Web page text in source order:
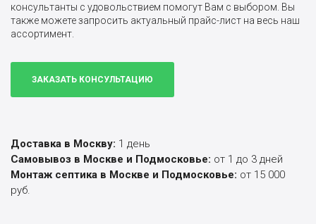
консультанты с удовольствием помогут Вам с выбором. Вы
также можете запросить актуальный прайс-лист на весь наш
ассортимент.
ЗАКАЗАТЬ КОНСУЛЬТАЦИЮ
Доставка в Москву: 1 день
Самовывоз в Москве и Подмосковье: от 1 до 3 дней
Монтаж септика в Москве и Подмосковье: от 15 000
руб.